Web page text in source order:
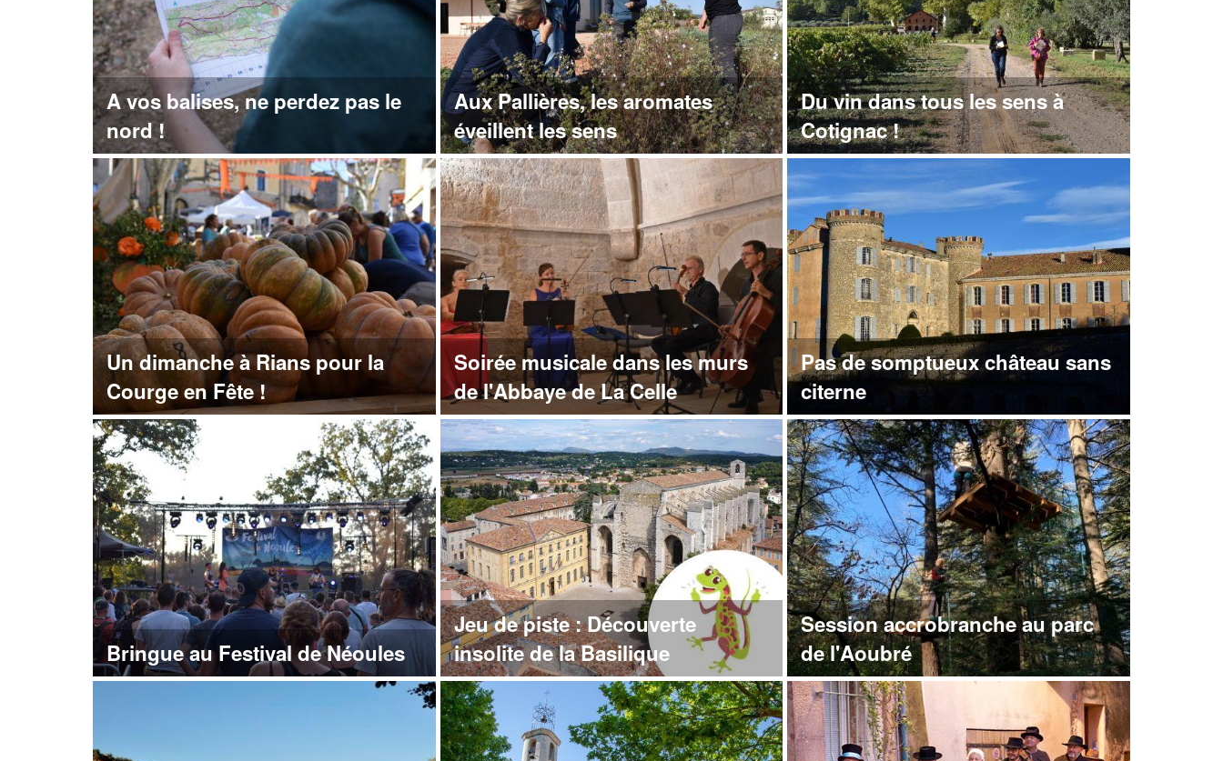
A vos balises, ne perdez pas le
nord !
Aux Pallières, les aromates
éveillent les sens
Du vin dans tous les sens à
Cotignac !
Un dimanche à Rians pour la
Courge en Fête !
Soirée musicale dans les murs
de l'Abbaye de La Celle
Pas de somptueux château sans
citerne
Bringue au Festival de Néoules
Jeu de piste : Découverte
insolite de la Basilique
Session accrobranche au parc
de l'Aoubré